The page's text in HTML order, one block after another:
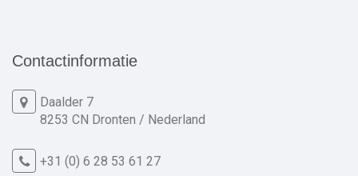
Contactinformatie
Daalder 7
8253 CN Dronten / Nederland
+31 (0) 6 28 53 61 27